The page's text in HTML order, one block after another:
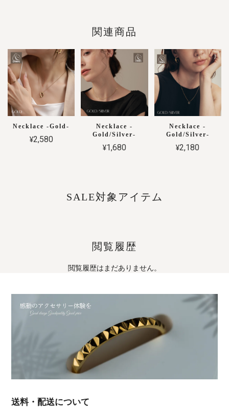
関連商品
Necklace -Gold-
¥2,580
Necklace -
Gold/Silver-
¥1,680
Necklace -
Gold/Silver-
¥2,180
SALE対象アイテム
閲覧履歴
閲覧履歴はまだありません。
送料・配送について